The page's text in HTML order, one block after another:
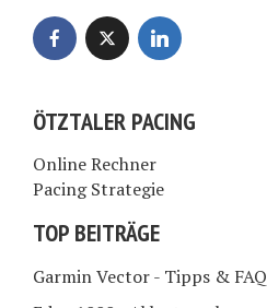
ÖTZTALER PACING
Online Rechner
Pacing Strategie
TOP BEITRÄGE
Garmin Vector - Tipps & FAQ